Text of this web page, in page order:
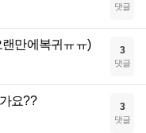
댓글
만에복귀ㅠㅠ) 3
댓글
요?? 3
댓글